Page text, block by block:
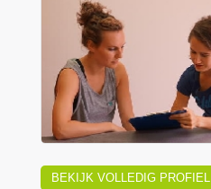
BEKIJK VOLLEDIG PROFIEL